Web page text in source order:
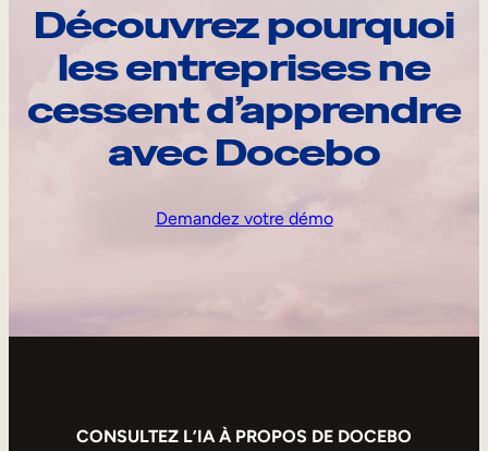
Découvrez pourquoi
les entreprises ne
cessent d’apprendre
avec Docebo
Demandez votre démo
CONSULTEZ L’IA À PROPOS DE DOCEBO